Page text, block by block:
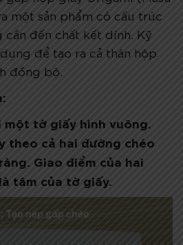
một sản phẩm có cấu trúc
cần đến chất kết dính. Kỹ
để tạo ra cả thân hộp
đồng bộ.
một tờ giấy hình vuông.
theo cả hai đường chéo
Giao điểm của hai
tâm của tờ giấy.